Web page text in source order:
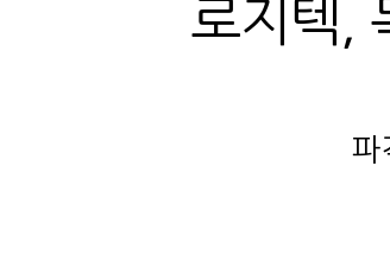
로지텍,
파